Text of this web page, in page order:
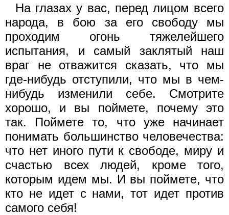
На глазах у вас, перед лицом всего
народа, в бою за его свободу мы
проходим огонь тяжелейшего
испытания, и самый заклятый наш
враг не отважится сказать, что мы
где-нибудь отступили, что мы в чем-
нибудь изменили себе. Смотрите
хорошо, и вы поймете, почему это
так. Поймете то, что уже начинает
понимать большинство человечества:
что нет иного пути к свободе, миру и
счастью всех людей, кроме того,
которым идем мы. И вы поймете, что
кто не идет с нами, тот идет против
самого себя!